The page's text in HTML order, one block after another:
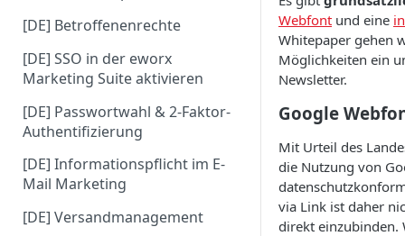
[DE] Betroffenenrechte
[DE] SSO in der eworx
Marketing Suite aktivieren
[DE] Passwortwahl & 2-Faktor-
Authentifizierung
[DE] Informationspflicht im E-
Mail Marketing
[DE] Versandmanagement
Webfont und eine
Whitepaper gehen
Möglichkeiten ein
Newsletter.
Google
Mit Urteil des
die Nutzung von
via Link ist daher
direkt einzubinden.